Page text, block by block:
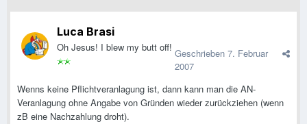
Luca Brasi
Oh Jesus! I blew my butt off! Geschrieben 7. Februar
2007
Wenns keine Pflichtveranlagung ist, dann kann man die AN-
Veranlagung ohne Angabe von Gründen wieder zurückziehen (wenn
zB eine Nachzahlung droht).